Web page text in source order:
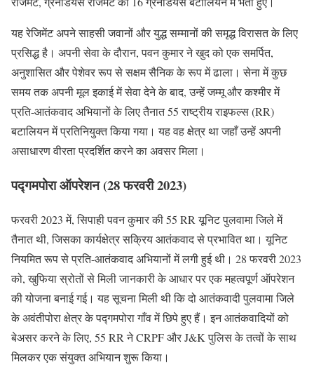
यह रेजिमेंट अपने साहसी जवानों और युद्ध सम्मानों की समृद्ध विरासत के लिए
प्रसिद्ध है। अपनी सेवा के दौरान, पवन कुमार ने खुद को एक समर्पित,
अनुशासित और पेशेवर रूप से सक्षम सैनिक के रूप में ढाला। सेना में कुछ
समय तक अपनी मूल इकाई में सेवा देने के बाद, उन्हें जम्मू और कश्मीर में
प्रति-आतंकवाद अभियानों के लिए तैनात 55 राष्ट्रीय राइफल्स (RR)
बटालियन में प्रतिनियुक्त किया गया। यह वह क्षेत्र था जहाँ उन्हें अपनी
असाधारण वीरता प्रदर्शित करने का अवसर मिला।
पद्गमपोरा ऑपरेशन (28 फरवरी 2023)
फरवरी 2023 में, सिपाही पवन कुमार की 55 RR यूनिट पुलवामा जिले में
तैनात थी, जिसका कार्यक्षेत्र सक्रिय आतंकवाद से प्रभावित था। यूनिट
नियमित रूप से प्रति-आतंकवाद अभियानों में लगी हुई थी। 28 फरवरी 2023
को, खुफिया स्रोतों से मिली जानकारी के आधार पर एक महत्वपूर्ण ऑपरेशन
की योजना बनाई गई। यह सूचना मिली थी कि दो आतंकवादी पुलवामा जिले
के अवंतीपोरा क्षेत्र के पद्गमपोरा गाँव में छिपे हुए हैं। इन आतंकवादियों को
बेअसर करने के लिए, 55 RR ने CRPF और J&K पुलिस के तत्वों के साथ
मिलकर एक संयुक्त अभियान शुरू किया।